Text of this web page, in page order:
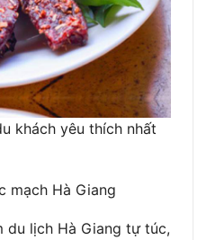
khách yêu thích nhất
mạch Hà Giang
du lịch Hà Giang tự túc,